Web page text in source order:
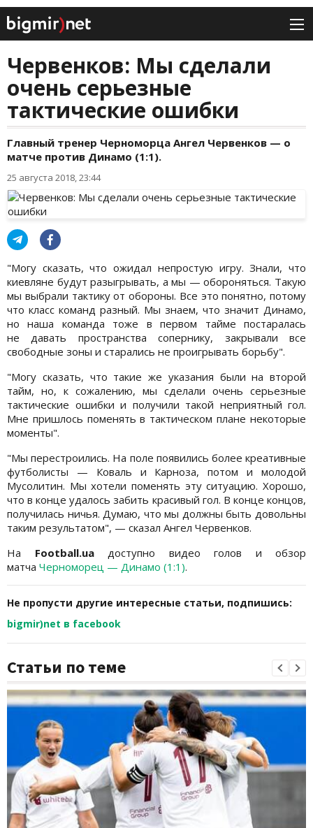
Червенков: Мы сделали
очень серьезные
тактические ошибки
Главный тренер Черноморца Ангел Червенков — о
матче против Динамо (1:1).
25 августа 2018, 23:44
"Могу сказать, что ожидал непростую игру. Знали, что
киевляне будут разыгрывать, а мы — обороняться. Такую
мы выбрали тактику от обороны. Все это понятно, потому
что класс команд разный. Мы знаем, что значит Динамо,
но наша команда тоже в первом тайме постаралась
не давать пространства сопернику, закрывали все
свободные зоны и старались не проигрывать борьбу".
"Могу сказать, что такие же указания были на второй
тайм, но, к сожалению, мы сделали очень серьезные
тактические ошибки и получили такой неприятный гол.
Мне пришлось поменять в тактическом плане некоторые
моменты".
"Мы перестроились. На поле появились более креативные
футболисты — Коваль и Карноза, потом и молодой
Мусолитин. Мы хотели поменять эту ситуацию. Хорошо,
что в конце удалось забить красивый гол. В конце концов,
получилась ничья. Думаю, что мы должны быть довольны
таким результатом", — сказал Ангел Червенков.
На Football.uaдоступно видео голов и обзор
матча Черноморец — Динамо (1:1).
Не пропусти другие интересные статьи, подпишись:
bigmir)net в facebook
Статьи по теме